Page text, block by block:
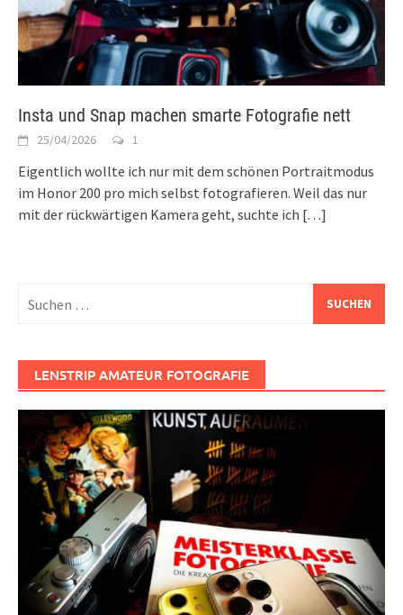
Insta und Snap machen smarte Fotografie nett
25/04/2026 1
Eigentlich wollte ich nur mit dem schönen Portraitmodus
im Honor 200 pro mich selbst fotografieren. Weil das nur
mit der rückwärtigen Kamera geht, suchte ich […]
nach:
LENSTRIP AMATEUR FOTOGRAFIE